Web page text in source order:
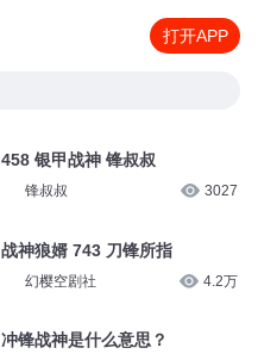
打开APP
458 银甲战神 锋叔叔
锋叔叔 3027
战神狼婿 743 刀锋所指
幻樱空剧社 4.2万
冲锋战神是什么意思？